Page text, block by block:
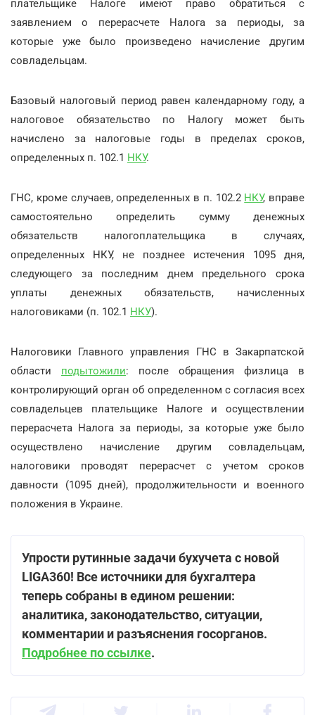
плательщике Налоге имеют право обратиться с
заявлением о перерасчете Налога за периоды, за
которые уже было произведено начисление другим
совладельцам.
Базовый налоговый период равен календарному году, а
налоговое обязательство по Налогу может быть
начислено за налоговые годы в пределах сроков,
определенных п. 102.1 НКУ.
ГНС, кроме случаев, определенных в п. 102.2 НКУ, вправе
самостоятельно определить сумму денежных
обязательств налогоплательщика в случаях,
определенных НКУ, не позднее истечения 1095 дня,
следующего за последним днем предельного срока
уплаты денежных обязательств, начисленных
налоговиками (п. 102.1 НКУ).
Налоговики Главного управления ГНС в Закарпатской
области подытожили: после обращения физлица в
контролирующий орган об определенном с согласия всех
совладельцев плательщике Налоге и осуществлении
перерасчета Налога за периоды, за которые уже было
осуществлено начисление другим совладельцам,
налоговики проводят перерасчет с учетом сроков
давности (1095 дней), продолжительности и военного
положения в Украине.
Упрости рутинные задачи бухучета с новой
LIGA360! Все источники для бухгалтера
теперь собраны в едином решении:
аналитика, законодательство, ситуации,
комментарии и разъяснения госорганов.
Подробнее по ссылке.